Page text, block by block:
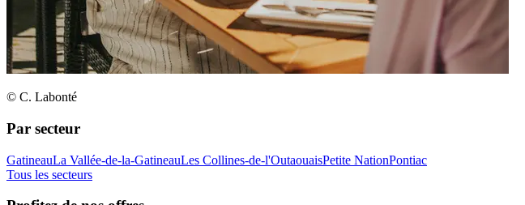
© C. Labonté
Par secteur
GatineauLa Vallée-de-la-GatineauLes Collines-de-l'OutaouaisPetite NationPontiac
Tous les secteurs